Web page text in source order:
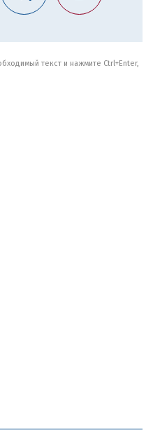
текст и нажмите Ctrl+Enter,